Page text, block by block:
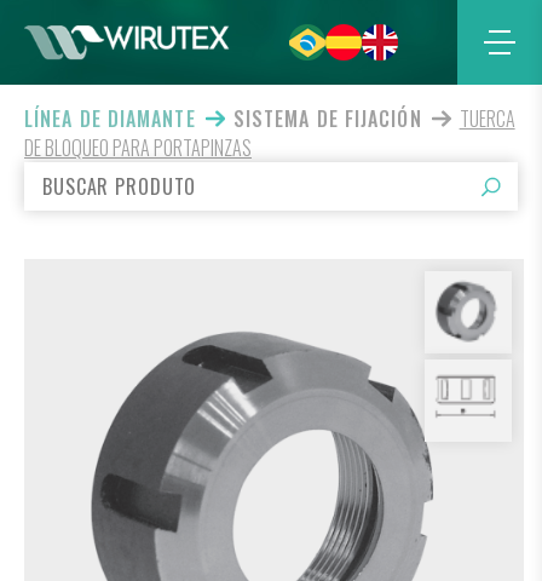
LÍNEA DE DIAMANTE SISTEMA DE FIJACIÓN
TUERCA
DE BLOQUEO PARA PORTAPINZAS